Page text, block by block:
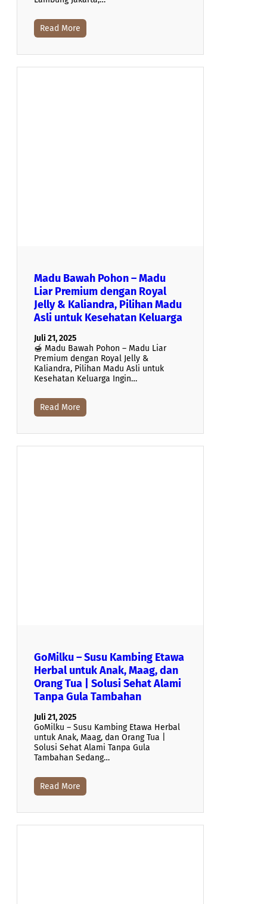
Read More
Madu Bawah Pohon – Madu
Liar Premium dengan Royal
Jelly & Kaliandra, Pilihan Madu
Asli untuk Kesehatan Keluarga
Juli 21, 2025
🍯 Madu Bawah Pohon – Madu Liar
Premium dengan Royal Jelly &
Kaliandra, Pilihan Madu Asli untuk
Kesehatan Keluarga Ingin…
Read More
GoMilku – Susu Kambing Etawa
Herbal untuk Anak, Maag, dan
Orang Tua | Solusi Sehat Alami
Tanpa Gula Tambahan
Juli 21, 2025
GoMilku – Susu Kambing Etawa Herbal
untuk Anak, Maag, dan Orang Tua |
Solusi Sehat Alami Tanpa Gula
Tambahan Sedang…
Read More